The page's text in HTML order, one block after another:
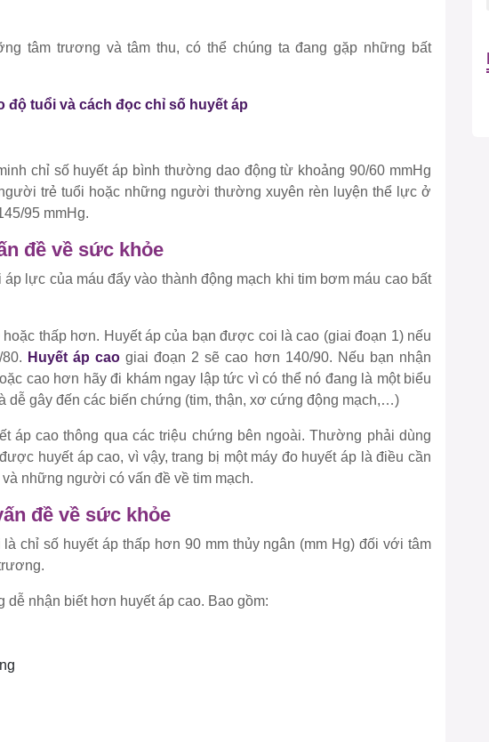
tâm trương và tâm thu, có thể chúng ta đang gặp những bất
độ tuổi và cách đọc chỉ số huyết áp
chỉ số huyết áp bình thường dao động từ khoảng 90/60 mmHg
trẻ tuổi hoặc những người thường xuyên rèn luyện thể lực ở
95 mmHg.
đề về sức khỏe
lực của máu đẩy vào thành động mạch khi tim bơm máu cao bất
thấp hơn. Huyết áp của bạn được coi là cao (giai đoạn 1) nếu
Huyết áp caogiai đoạn 2 sẽ cao hơn 140/90. Nếu bạn nhận
cao hơn hãy đi khám ngay lập tức vì có thể nó đang là một biểu
dễ gây đến các biến chứng (tim, thận, xơ cứng động mạch,…)
áp cao thông qua các triệu chứng bên ngoài. Thường phải dùng
huyết áp cao, vì vậy, trang bị một máy đo huyết áp là điều cần
những người có vấn đề về tim mạch.
đề về sức khỏe
chỉ số huyết áp thấp hơn 90 mm thủy ngân (mm Hg) đối với tâm
dễ nhận biết hơn huyết áp cao. Bao gồm: